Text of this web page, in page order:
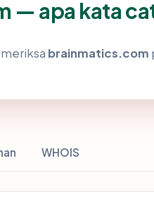
— apa kata
brainmatics.com
WHOIS